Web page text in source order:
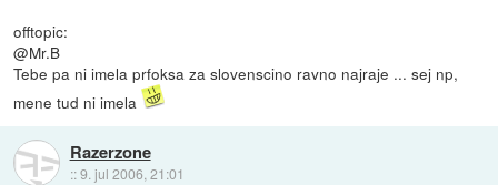
offtopic:
@Mr.B
Tebe pa ni imela prfoksa za slovenscino ravno najraje ... sej np,
mene tud ni imela
Razerzone
::9. jul 2006, 21:01